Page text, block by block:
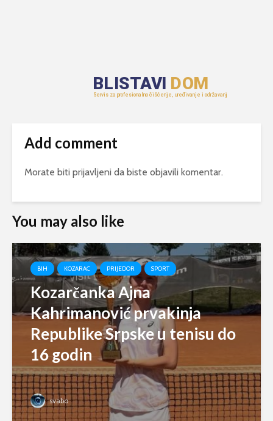
Add comment
Morate biti prijavljeni da biste objavili komentar.
You may also like
BIH KOZARAC PRIJEDOR SPORT
Kozarčanka Ajna
Kahrimanović prvakinja
Republike Srpske u tenisu do
16 godin
svabo